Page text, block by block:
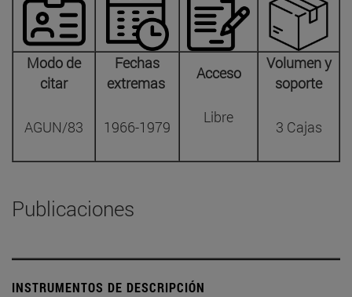
Modo de
citar
AGUN/83
Fechas
extremas
1966-1979
Acceso
Libre
Volumen y
soporte
3 Cajas
Publicaciones
INSTRUMENTOS DE DESCRIPCIÓN